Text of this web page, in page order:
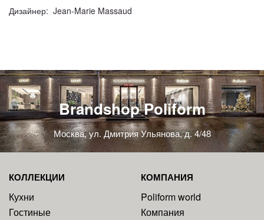
Дизайнер: Jean-Marie Massaud
Brandshop Poliform
Москва, ул. Дмитрия Ульянова, д. 4/48
КОЛЛЕКЦИИ
Кухни
Гостиные
КОМПАНИЯ
Poliform world
Компания